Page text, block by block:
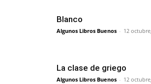
Blanco
Algunos Libros Buenos - 12
La clase de griego
Algunos Libros Buenos - 12